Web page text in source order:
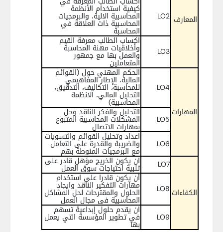
المعارف LO2
كيفية استخدام الأنظمة
المحاسبية الالية، والبرمجيات
المحاسبية ذات العلاقة في
المحاسبة
LO3
اكساب الطالب معرفة القيم
وأخلاقيات مهنة المحاسبة
والعمل بها مع جمهور
المتعاملين
المهارات
LO4
الحكم المهني حول (القوائم
المالية، الإطار المفاهيمي
للمحاسبة، التكاليف، التدقيق،
التحليل المالي، الانظمة
المحاسبية)
LO5
التحليل والفكر الناقد وحل
المشكلات المحاسبية المتبوع
بمهارات الاتصال
LO6
اعداد وتحليل القوائم والتسويات
والضريبة والقدرة على التعامل
مع البرمجيات المنوطة بهم
الكفاءات
LO7 ان يكون الخريج مؤهل قادر على
تلبية احتياجات سوق العمل
LO8
أن يكون قادرا على استخدام
مهارات التفكير الناقد وايجاد
الحلول والمقترحات لحل المشاكل
المحاسبية في مجال العمل
LO9
ان يقدم حلول إبداعية تسهم
في تطوير المؤسسة التي يعمل
بها